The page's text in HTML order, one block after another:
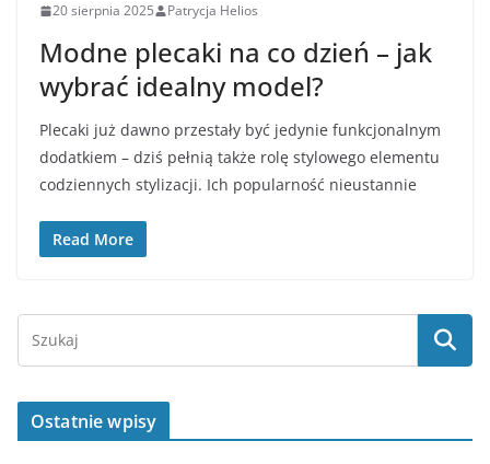
20 sierpnia 2025 Patrycja Helios
Modne plecaki na co dzień – jak
wybrać idealny model?
Plecaki już dawno przestały być jedynie funkcjonalnym
dodatkiem – dziś pełnią także rolę stylowego elementu
codziennych stylizacji. Ich popularność nieustannie
Read More
Ostatnie wpisy